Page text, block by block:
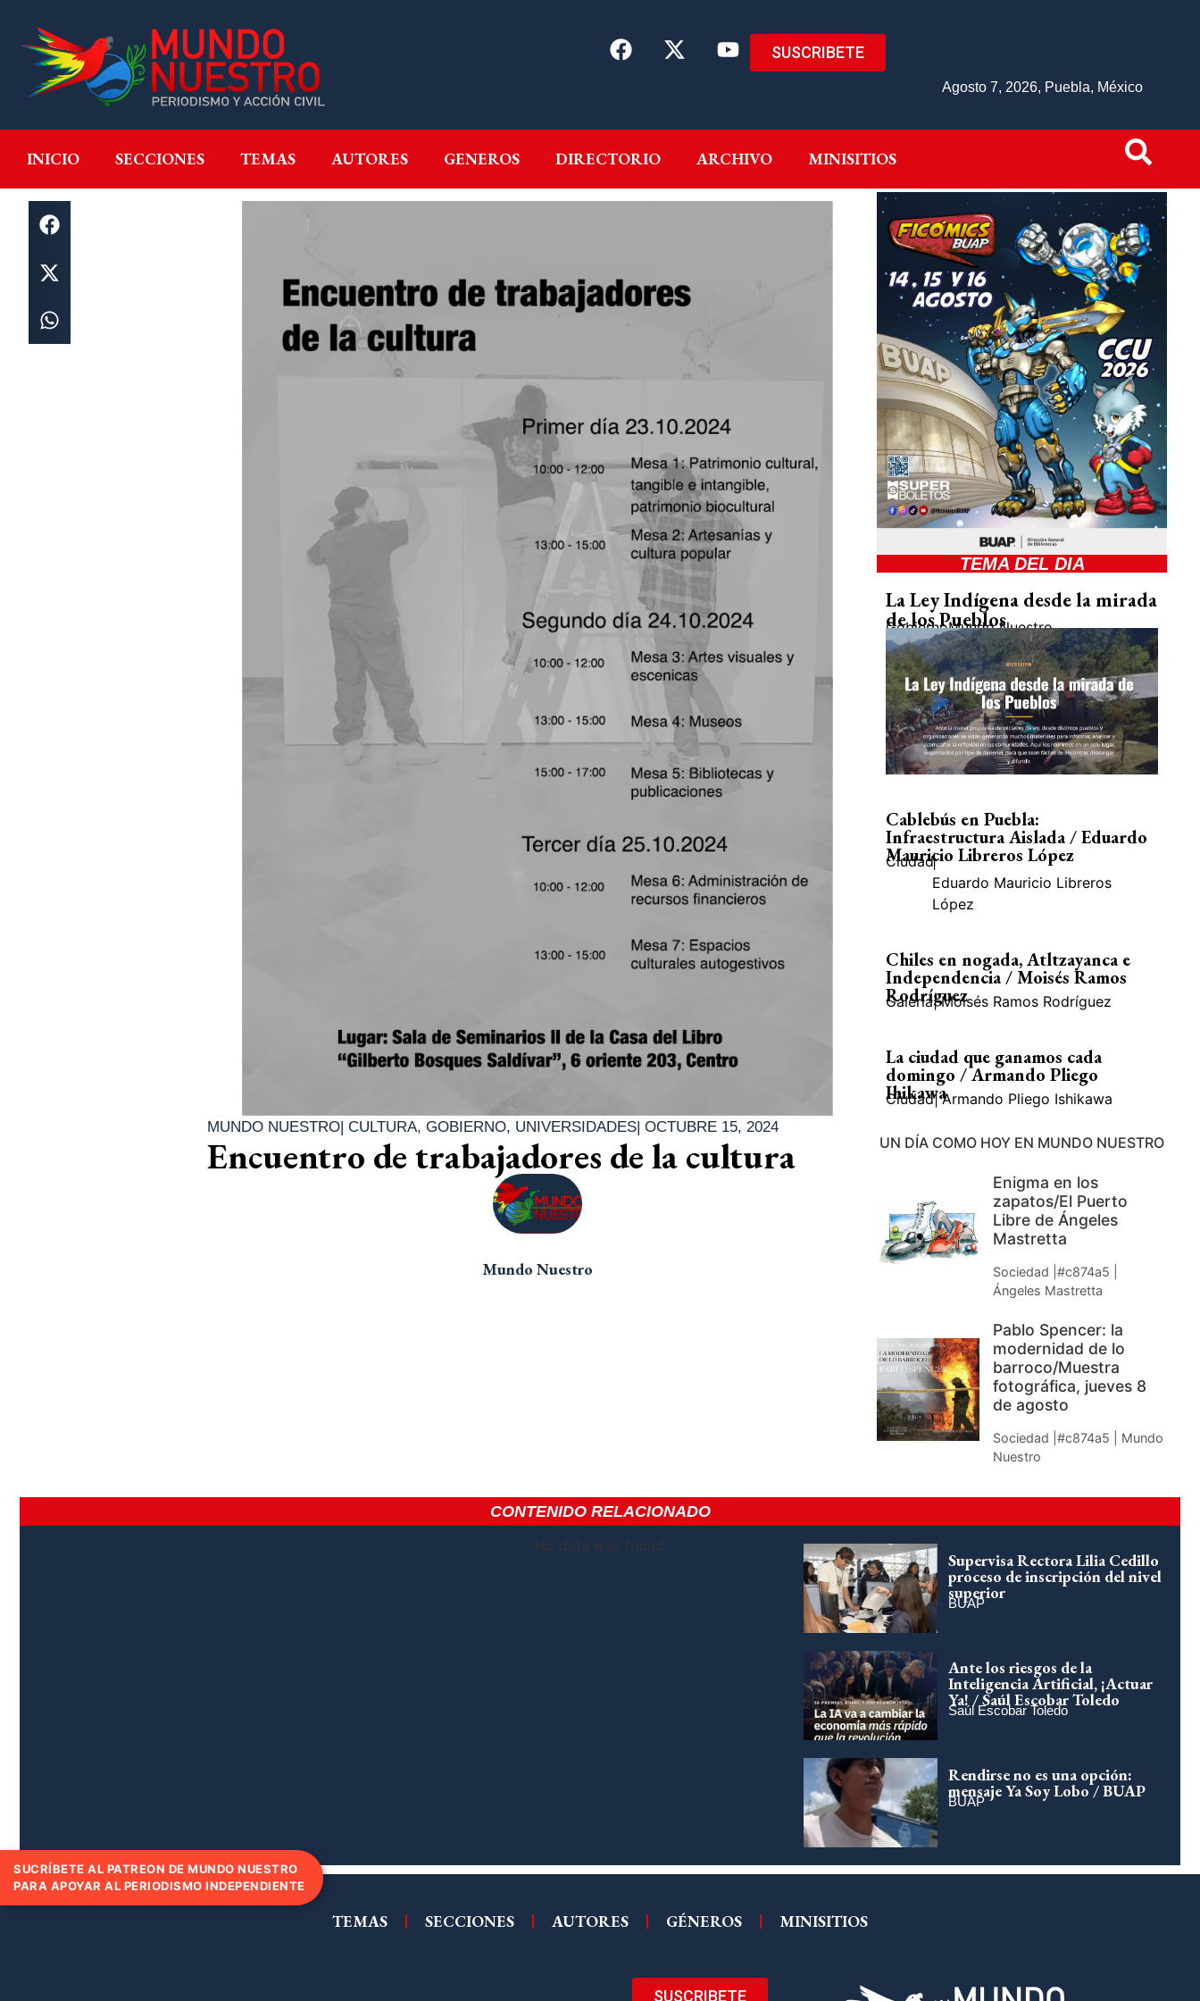
SUSCRIBETE
Agosto 7, 2026, Puebla, México
INICIO SECCIONES TEMAS AUTORES GENEROS DIRECTORIO ARCHIVO MINISITIOS
INICIO SECCIONES GENEROS DIRECTORIO ARCHIVO MINISITIOS
MUNDO NUESTRO| CULTURA, GOBIERNO, UNIVERSIDADES| OCTUBRE 15, 2024
Encuentro de trabajadores de la cultura
Mundo Nuestro
TEMA DEL DIA
La Ley Indígena desde la mirada
de los Pueblos
GobiernoMundo Nuestro
Cablebús en Puebla:
Infraestructura Aislada / Eduardo
Mauricio Libreros López
Ciudad|
Eduardo Mauricio Libreros
López
Chiles en nogada, Atltzayanca e
Independencia / Moisés Ramos
Rodríguez
Galería| Moisés Ramos Rodríguez
La ciudad que ganamos cada
domingo / Armando Pliego
Ihikawa
Ciudad| Armando Pliego Ishikawa
UN DÍA COMO HOY EN MUNDO NUESTRO
Enigma en los
zapatos/El Puerto
Libre de Ángeles
Mastretta
Sociedad |#c874a5 |
Ángeles Mastretta
Pablo Spencer: la
modernidad de lo
barroco/Muestra
fotográfica, jueves 8
de agosto
Sociedad |#c874a5 | Mundo
Nuestro
CONTENIDO RELACIONADO
No data was found
Supervisa Rectora Lilia Cedillo
proceso de inscripción del nivel
superior
BUAP
Ante los riesgos de la
Inteligencia Artificial, ¡Actuar
Ya! / Saúl Escobar Toledo
Saúl Escobar Toledo
Rendirse no es una opción:
mensaje Ya Soy Lobo / BUAP
BUAP
TEMAS SECCIONES AUTORES GÉNEROS MINISITIOS
SUSCRIBETE
SUCRÍBETE AL PATREON DE MUNDO NUESTRO
PARA APOYAR AL PERIODISMO INDEPENDIENTE